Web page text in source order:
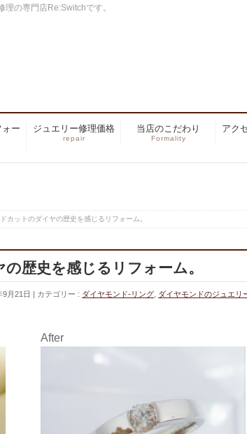
の専門店Re:Switchです。
ー
ジュエリー修理価格
repair
当店のこだわり
Formality
アク
カットのダイヤの歴史を感じるリフォーム。
歴史を感じるリフォーム。
9月21日 カテゴリー : ダイヤモンド-リング ダイヤモンドのジュエリ
After